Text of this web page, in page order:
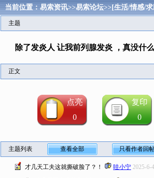
当前位置：易索资讯>>易索论坛>>[生活/情感/
主题
除了发炎人 让我前列腺发炎 ，真没什
正文
点亮
0
复印
0
主题列表 查看全部 只看作者回
才几天工夫这就撕破脸了？！ 哇小宁 2025-6-